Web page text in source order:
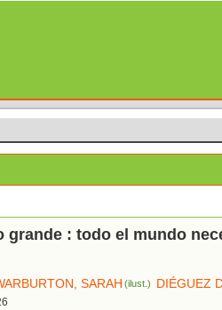
grande : todo el mundo
SARAH (ilust.) DIÉGUEZ